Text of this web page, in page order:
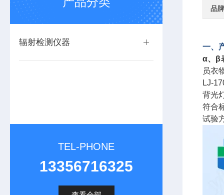
辐射检测仪器
TEL-PHONE
13356716325
品牌
一、
α、β
员衣
LJ-
背光
符合
试验